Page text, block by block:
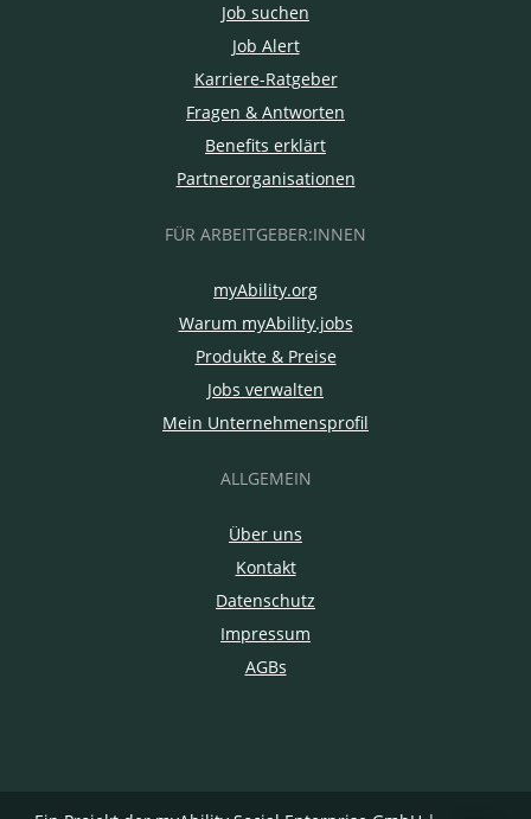
Job suchen
Job Alert
Karriere-Ratgeber
Fragen & Antworten
Benefits erklärt
Partnerorganisationen
FÜR ARBEITGEBER:INNEN
myAbility.org
Warum myAbility.jobs
Produkte & Preise
Jobs verwalten
Mein Unternehmensprofil
ALLGEMEIN
Über uns
Kontakt
Datenschutz
Impressum
AGBs